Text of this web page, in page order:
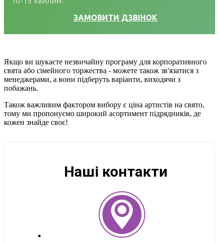
ЗАМОВИТИ ДЗВІНОК
Якщо ви шукаєте незвичайну програму для корпоративного
свята або сімейного торжества - можете також зв'язатися з
менеджерами, а вони підберуть варіанти, виходячи з
побажань.
Також важливим фактором вибору є ціна артистів на свято,
тому ми пропонуємо широкий асортимент підрядників, де
кожен знайде своє!
Наші контакти